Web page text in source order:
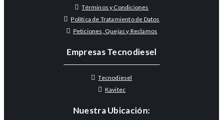
Términos y Condiciones
Política de Tratamiento de Datos
Peticiones, Quejas y Reclamos
Empresas Tecnodiesel
Tecnodiesel
Kavitec
Nuestra Ubicación: